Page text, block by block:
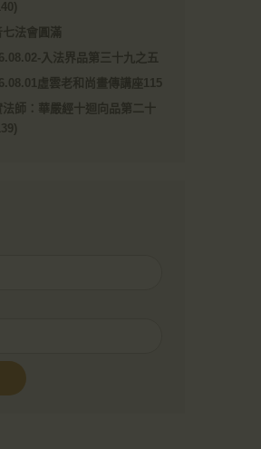
七法會圓滿
入法界品第三十九之五
虛雲老和尚畫傳講座115
法師：華嚴經十迴向品第二十